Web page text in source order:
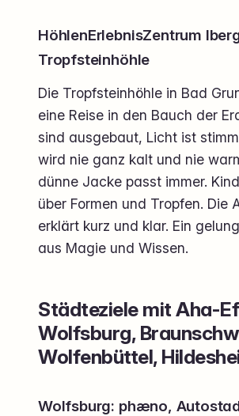
HöhlenErlebnisZentrum
Tropfsteinhöhle
Die Tropfsteinhöhle in Bad
eine Reise in den Bauch der
sind ausgebaut, Licht ist
wird nie ganz kalt und nie
dünne Jacke passt immer.
über Formen und Tropfen. Die
erklärt kurz und klar. Ein
aus Magie und Wissen.
Städteziele mit Aha-
Wolfsburg,
Wolfenbüttel,
Wolfsburg: phæno,